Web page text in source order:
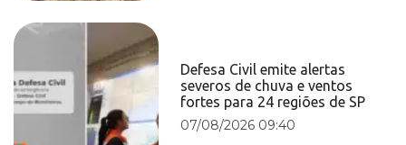
Defesa Civil emite alertas
severos de chuva e ventos
fortes para 24 regiões de SP
07/08/2026 09:40